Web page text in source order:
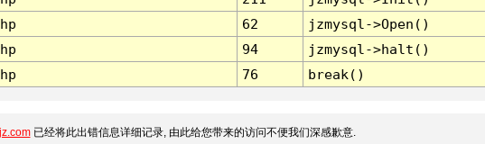
62
jzmysql->Open()
94
jzmysql->halt()
76 break()
已经将此出错信息详细记录, 由此给您带来的访问不便我们深感歉意.